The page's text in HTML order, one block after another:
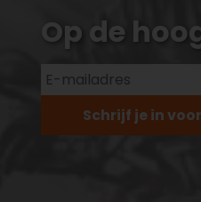
Op de
Schrijf je in